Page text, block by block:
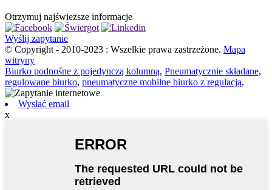
Otrzymuj najświeższe informacje
Wyślij zapytanie
© Copyright - 2010-2023 : Wszelkie prawa zastrzeżone. Mapa
witryny
Biurko podnośne z pojedynczą kolumną, Pneumatycznie składane,
regulowane biurko, pneumatyczne mobilne biurko z regulacją,
Wysłać email
x